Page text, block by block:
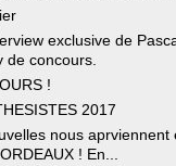
exclusive de
de concours.
!
2017
nous aprviennent
! En...